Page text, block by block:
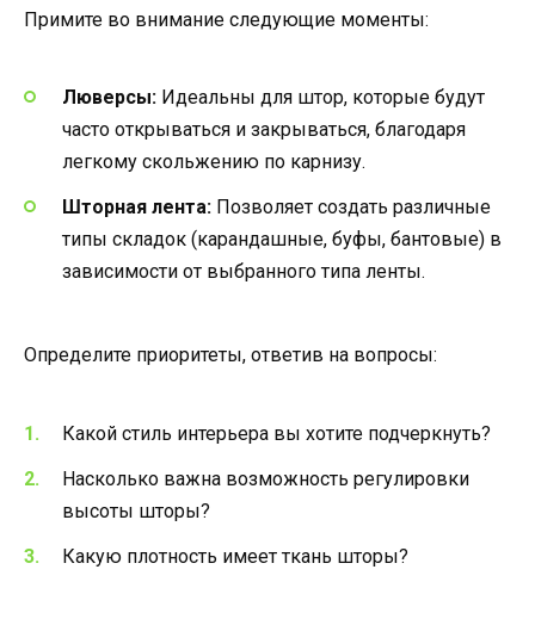
Примите во внимание следующие моменты:
Люверсы: Идеальны для штор, которые будут
часто открываться и закрываться, благодаря
легкому скольжению по карнизу.
Шторная лента: Позволяет создать различные
типы складок (карандашные, буфы, бантовые) в
зависимости от выбранного типа ленты.
Определите приоритеты, ответив на вопросы:
Какой стиль интерьера вы хотите подчеркнуть?
Насколько важна возможность регулировки
высоты шторы?
Какую плотность имеет ткань шторы?